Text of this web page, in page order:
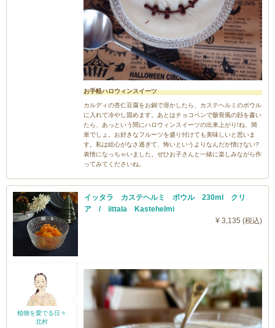
お手軽ハロウィンスイーツ
カルディの杏仁豆腐をお鍋で溶かしたら、カステヘルミのボウル
に入れて冷やし固めます。あとはチョコペンで骸骨風の顔を書い
たら、あっという間にハロウィンスイーツの出来上がり!ね、簡
単でしょ。お好きなフルーツを盛り付けても美味しいと思いま
す。私は絵心がなさ過ぎて、怖いというよりなんだか情けない?
表情になっちゃいました。ぜひお子さんと一緒に楽しみながら作
ってみてくださいね。
イッタラ カステヘルミ ボウル 230ml クリ
ア / iittala Kastehelmi
¥ 3,135 (税込)
植物を愛でる日々
北村